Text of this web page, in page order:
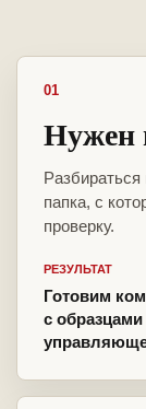
01
Нужен
Разбираться
папка, с
проверку.
РЕЗУЛЬТАТ
Готовим
с